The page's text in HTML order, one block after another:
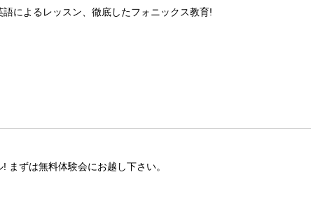
によるレッスン、徹底したフォニックス教育!
ずは無料体験会にお越し下さい。